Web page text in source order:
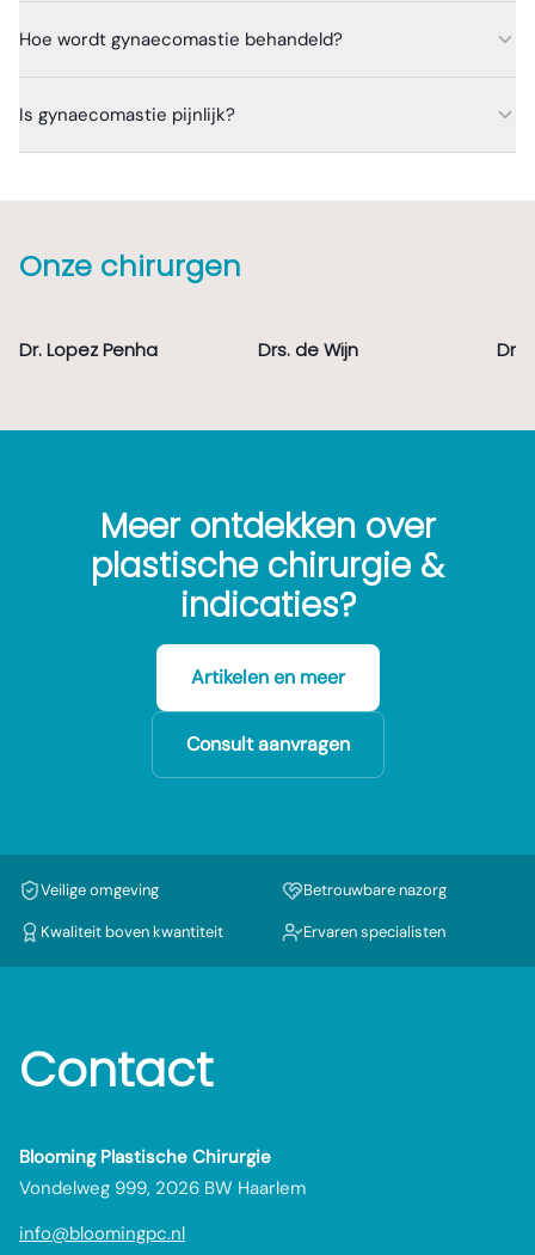
Hoe wordt gynaecomastie behandeld?
Is gynaecomastie pijnlijk?
Onze chirurgen
Dr. Lopez Penha Drs. de Wijn Dr.
Meer ontdekken over
plastische chirurgie &
indicaties?
Artikelen en meer
Consult aanvragen
Veilige omgeving Betrouwbare nazorg
Kwaliteit boven kwantiteit Ervaren specialisten
Contact
Blooming Plastische Chirurgie
Vondelweg 999, 2026 BW Haarlem
info@bloomingpc.nl